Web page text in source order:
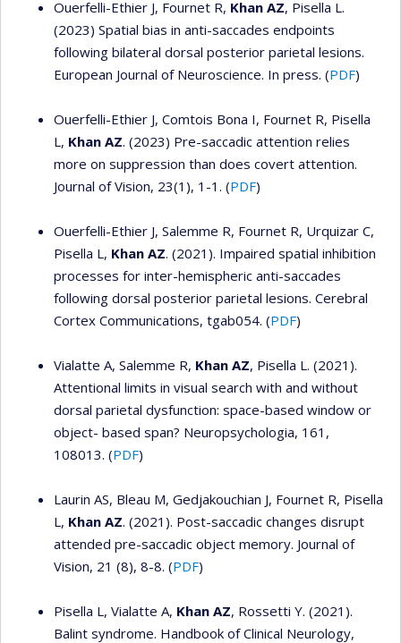
Ouerfelli-Ethier J, Fournet R, Khan AZ, Pisella L.
(2023) Spatial bias in anti-saccades endpoints
following bilateral dorsal posterior parietal lesions.
European Journal of Neuroscience. In press. (PDF)
Ouerfelli-Ethier J, Comtois Bona I, Fournet R, Pisella
L, Khan AZ. (2023) Pre-saccadic attention relies
more on suppression than does covert attention.
Journal of Vision, 23(1), 1-1. (PDF)
Ouerfelli-Ethier J, Salemme R, Fournet R, Urquizar C,
Pisella L, Khan AZ. (2021). Impaired spatial inhibition
processes for inter-hemispheric anti-saccades
following dorsal posterior parietal lesions. Cerebral
Cortex Communications, tgab054. (PDF)
Vialatte A, Salemme R, Khan AZ, Pisella L. (2021).
Attentional limits in visual search with and without
dorsal parietal dysfunction: space-based window or
object- based span? Neuropsychologia, 161,
108013. (PDF)
Laurin AS, Bleau M, Gedjakouchian J, Fournet R, Pisella
L, Khan AZ. (2021). Post-saccadic changes disrupt
attended pre-saccadic object memory. Journal of
Vision, 21 (8), 8-8. (PDF)
Pisella L, Vialatte A, Khan AZ, Rossetti Y. (2021).
Balint syndrome. Handbook of Clinical Neurology,